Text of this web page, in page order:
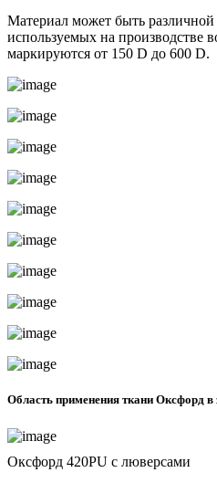
Материал может быть
используемых на производстве
маркируются от 150 D до 600 D.
Область применения ткани Оксфорд в
Оксфорд 420PU с люверсами